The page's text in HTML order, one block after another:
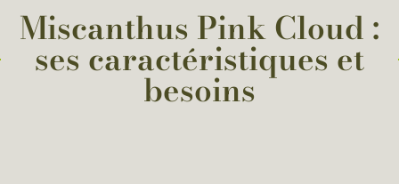
Miscanthus Pink Cloud :
ses caractéristiques et
besoins